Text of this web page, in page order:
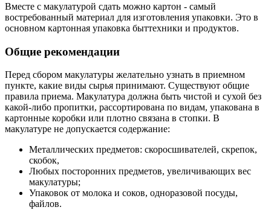
Вместе с макулатурой сдать можно картон - самый
востребованный материал для изготовления упаковки. Это в
основном картонная упаковка быттехники и продуктов.
Общие рекомендации
Перед сбором макулатуры желательно узнать в приемном
пункте, какие виды сырья принимают. Существуют общие
правила приема. Макулатура должна быть чистой и сухой без
какой-либо пропитки, рассортирована по видам, упакована в
картонные коробки или плотно связана в стопки. В
макулатуре не допускается содержание:
Металлических предметов: скоросшивателей, скрепок,
скобок,
Любых посторонних предметов, увеличивающих вес
макулатуры;
Упаковок от молока и соков, одноразовой посуды,
файлов.